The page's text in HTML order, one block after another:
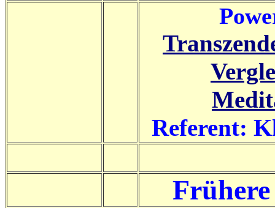
Referent: